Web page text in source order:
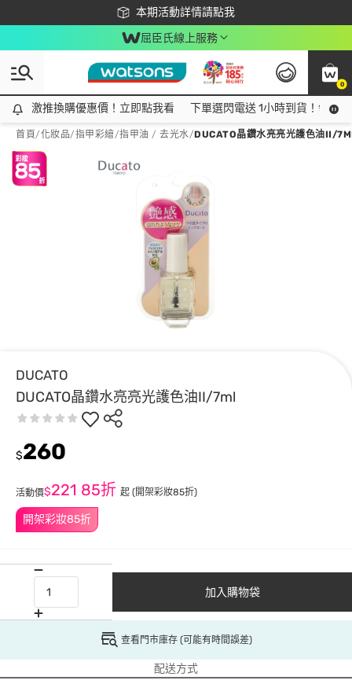
本期活動詳情請點我
下載app最高回饋$350
屈臣氏線上服務
0
激推換購優惠價！立即點我看
激推換購優惠價！立即點我看 下單選閃電送 1小時到貨！領神
首頁/化妝品/指甲彩繪/指甲油 / 去光水/DUCATO晶鑽水亮亮光護色油II/
DUCATO
DUCATO晶鑽水亮亮光護色油II/7ml
開架彩妝85折
$260
活動價$221 85折 起 (開架彩妝85折)
加入購物袋
查看門市庫存 (可能有時間誤差)
配送方式